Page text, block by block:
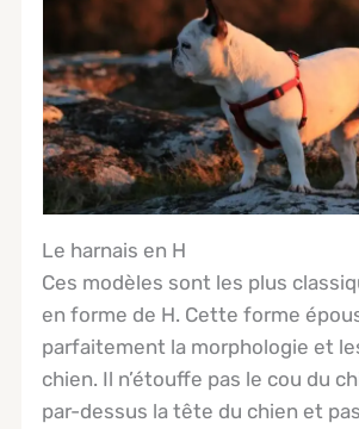
Le harnais en H
Ces modèles sont les plus
en forme de H. Cette forme
parfaitement la morphologie et
chien. Il n’étouffe pas le cou du
par-dessus la tête du chien et